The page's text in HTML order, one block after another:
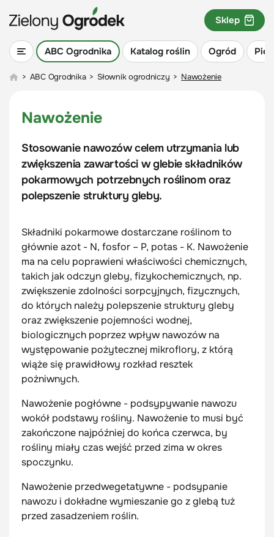
ABC Ogrodnika Katalog roślin Ogród
Sklep
> ABC Ogrodnika > Słownik ogrodniczy > Nawożenie
Nawożenie
Stosowanie nawozów celem utrzymania lub
zwiększenia zawartości w glebie składników
pokarmowych potrzebnych roślinom oraz
polepszenie struktury gleby.
Składniki pokarmowe dostarczane roślinom to
głównie azot - N, fosfor – P, potas - K. Nawożenie
ma na celu poprawieni właściwości chemicznych,
takich jak odczyn gleby, fizykochemicznych, np.
zwiększenie zdolności sorpcyjnych, fizycznych,
do których należy polepszenie struktury gleby
oraz zwiększenie pojemności wodnej,
biologicznych poprzez wpływ nawozów na
występowanie pożytecznej mikroflory, z którą
wiąże się prawidłowy rozkład resztek
pożniwnych.
Nawożenie pogłówne - podsypywanie nawozu
wokół podstawy rośliny. Nawożenie to musi być
zakończone najpóźniej do końca czerwca, by
rośliny miały czas wejść przed zima w okres
spoczynku.
Nawożenie przedwegetatywne - podsypanie
nawozu i dokładne wymieszanie go z glebą tuż
przed zasadzeniem roślin.